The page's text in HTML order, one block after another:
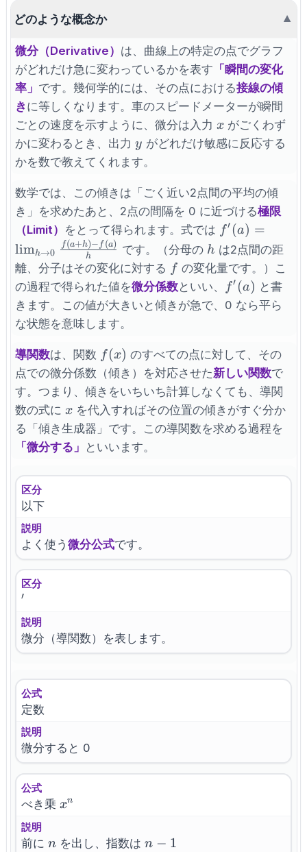
どのような概念か ▼
微分（Derivative） は、曲線上の特定の点でグラフ
がどれだけ急に変わっているかを表す 「瞬間の変化
率」 です。幾何学的には、その点における接線の傾
き に等しくなります。車のスピードメーターが瞬間
ごとの速度を示すように、微分は入力x
x がごくわず
かに変わるとき、出力y
y がどれだけ敏感に反応する
かを数で教えてくれます。
数学では、この傾きは「ごく近い2点間の平均の傾
き」を求めたあと、2点の間隔を 0 に近づける極限
（Limit） をとって得られます。式では f^{\prime}
(a) =
\lim_{h \to
0}
\frac{f(a+h)-
f(a)}{h}
f′ (a) =
limh→0 h
f(a+h)− f (a) です。（分母の h
h は2点間の距
離、分子はその変化に対する ff の変化量です。）こ
の過程で得られた値を微分係数といい、
f^{\prime}
(a)
f′ (a) と書
きます。この値が大きいと傾きが急で、0 なら平ら
な状態を意味します。
導関数は、関数 f(x)
f(x) のすべての点に対して、その
点での微分係数（傾き）を対応させた新しい関数で
す。つまり、傾きをいちいち計算しなくても、導関
数の式にx
x を代入すればその位置の傾きがすぐ分か
る「傾き生成器」です。この導関数を求める過程を
「微分する」 といいます。
区分
以下
説明
よく使う 微分公式です。
区分
'′
説明
微分（導関数）を表します。
公式
定数
説明
微分すると 0
公式
べき乗 x^n
xn
説明
前に n
n を出し、指数は n-
n − 1